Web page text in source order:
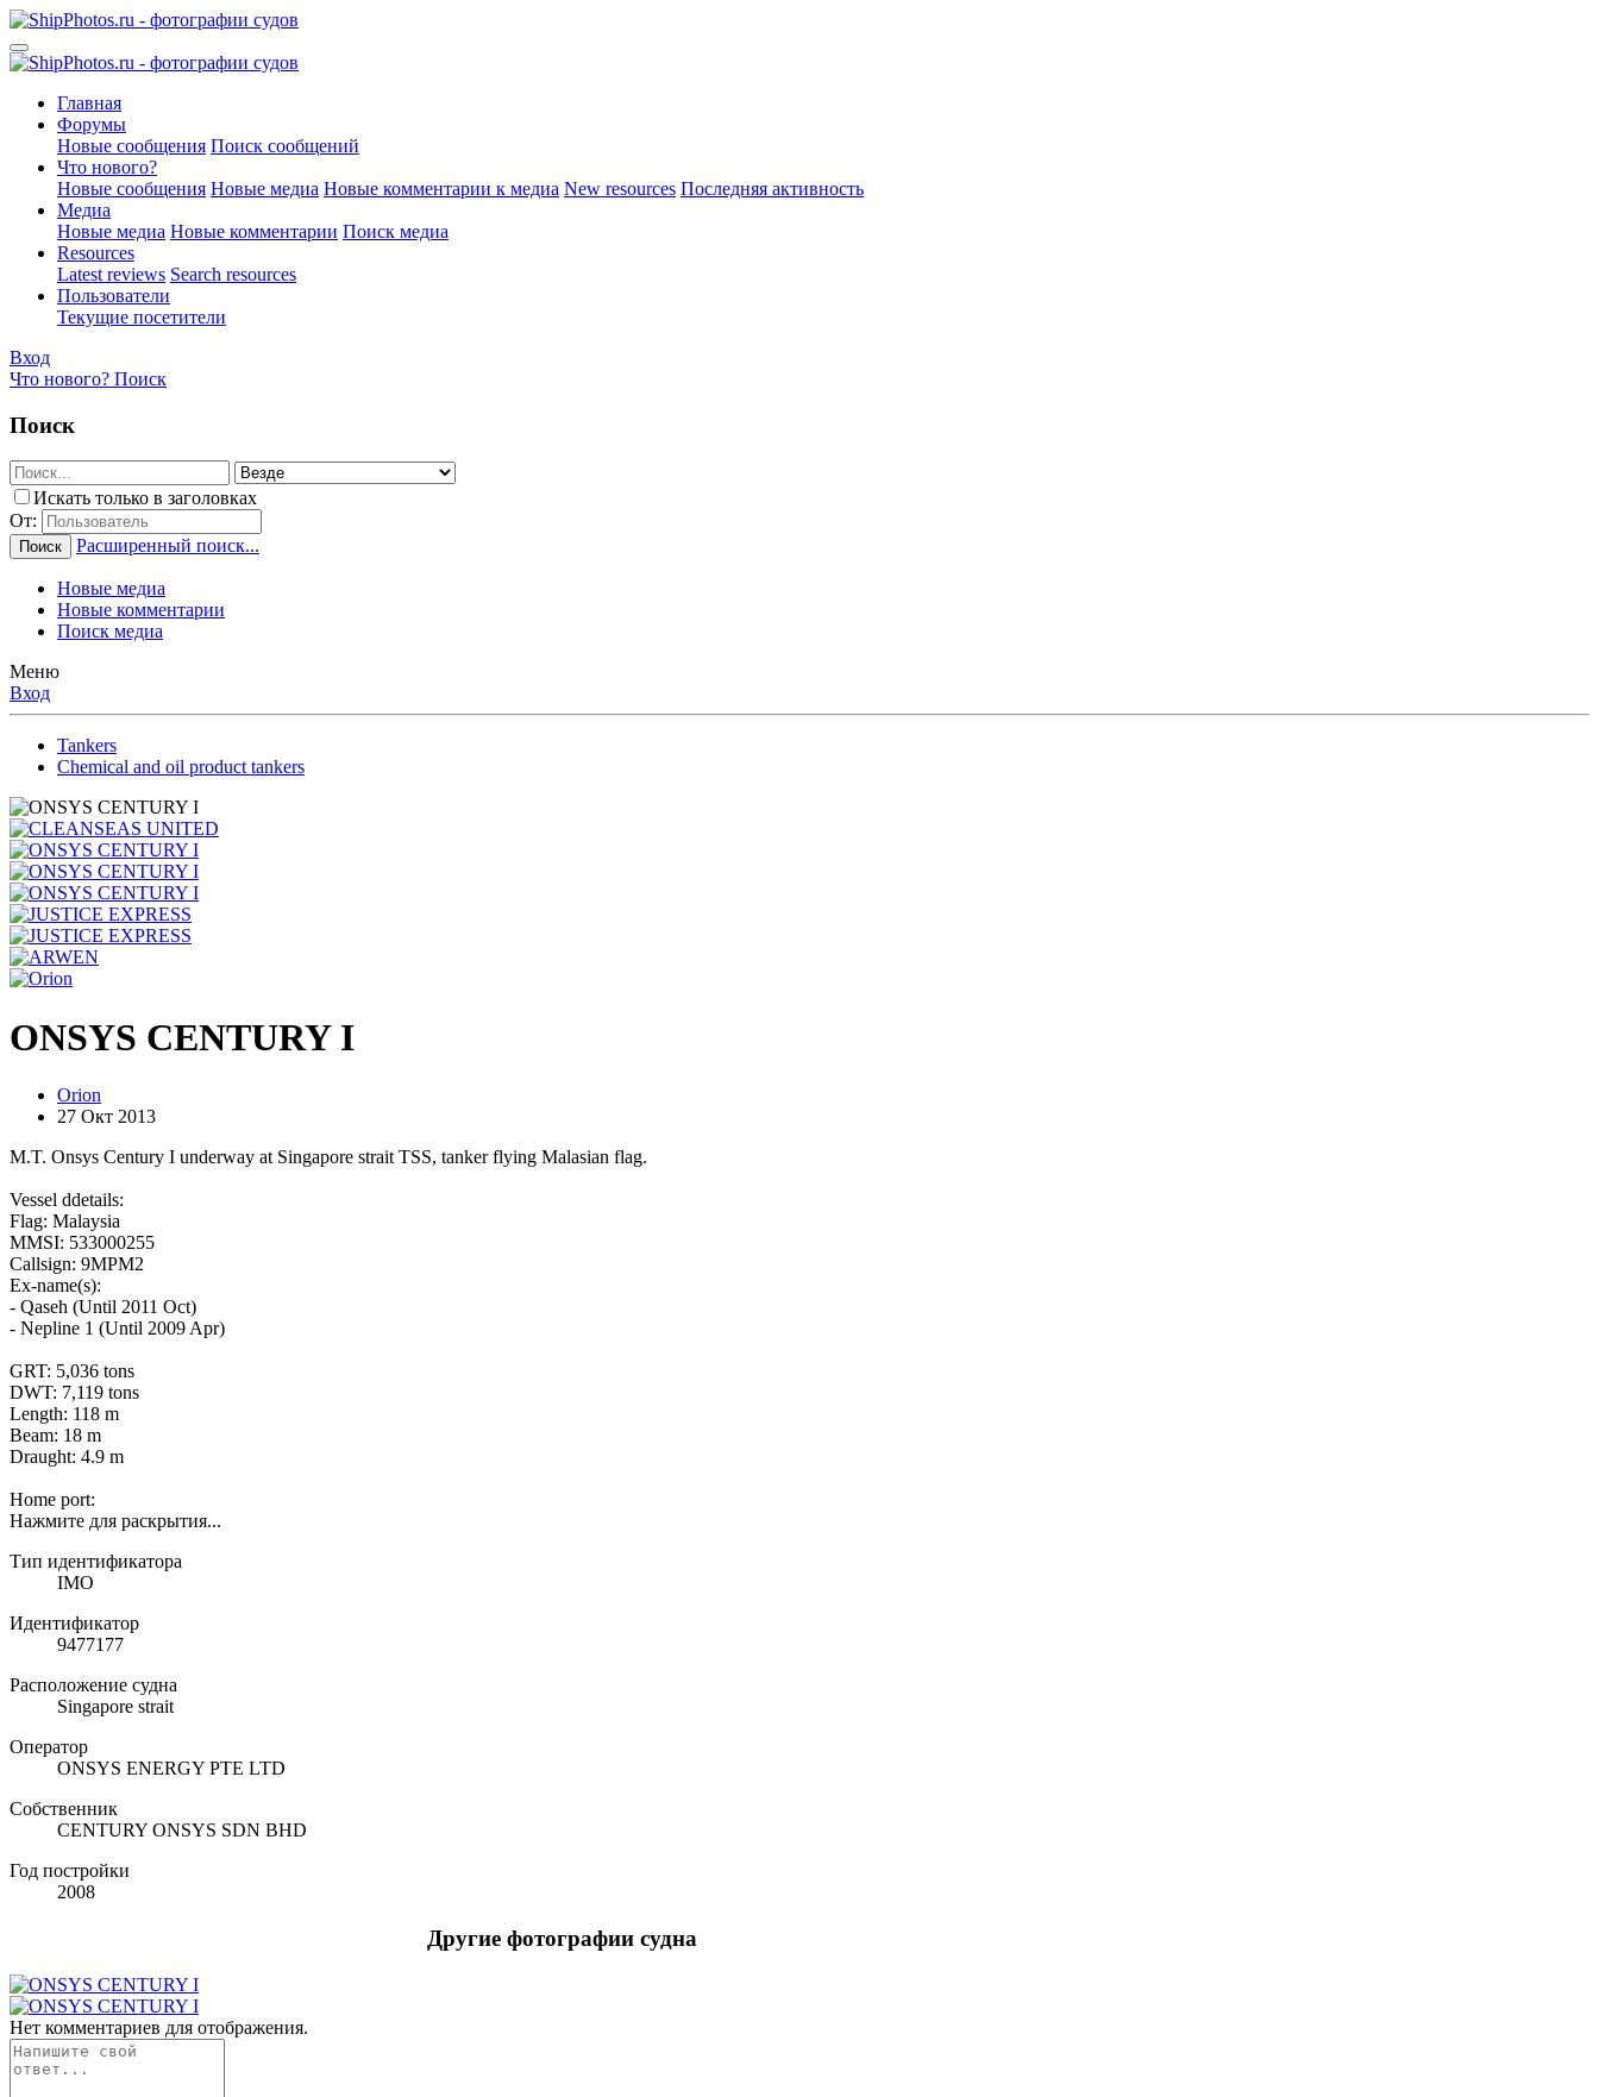
Главная
Форумы
Новые сообщения Поиск сообщений
Что нового?
Новые сообщения Новые медиа Новые комментарии к медиа New resources Последняя активность
Медиа
Новые медиа Новые комментарии Поиск медиа
Resources
Latest reviews Search resources
Пользователи
Текущие посетители
Вход
Что нового? Поиск
Поиск
Искать только в заголовках
От:
Поиск Расширенный поиск...
Новые медиа
Новые комментарии
Поиск медиа
Меню
Вход
Tankers
Chemical and oil product tankers
ONSYS CENTURY I
Orion
27 Окт 2013
M.T. Onsys Century I underway at Singapore strait TSS, tanker flying Malasian flag.
Vessel ddetails:
Flag: Malaysia
MMSI: 533000255
Callsign: 9MPM2
Ex-name(s):
- Qaseh (Until 2011 Oct)
- Nepline 1 (Until 2009 Apr)
GRT: 5,036 tons
DWT: 7,119 tons
Length: 118 m
Beam: 18 m
Draught: 4.9 m
Home port:
Нажмите для раскрытия...
Тип идентификатора
IMO
Идентификатор
9477177
Расположение судна
Singapore strait
Оператор
ONSYS ENERGY PTE LTD
Собственник
CENTURY ONSYS SDN BHD
Год постройки
2008
Другие фотографии судна
Нет комментариев для отображения.